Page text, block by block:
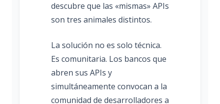
descubre que las «mismas» APIs
son tres animales distintos.
La solución no es solo técnica.
Es comunitaria. Los bancos que
abren sus APIs y
simultáneamente convocan a la
comunidad de desarrolladores a